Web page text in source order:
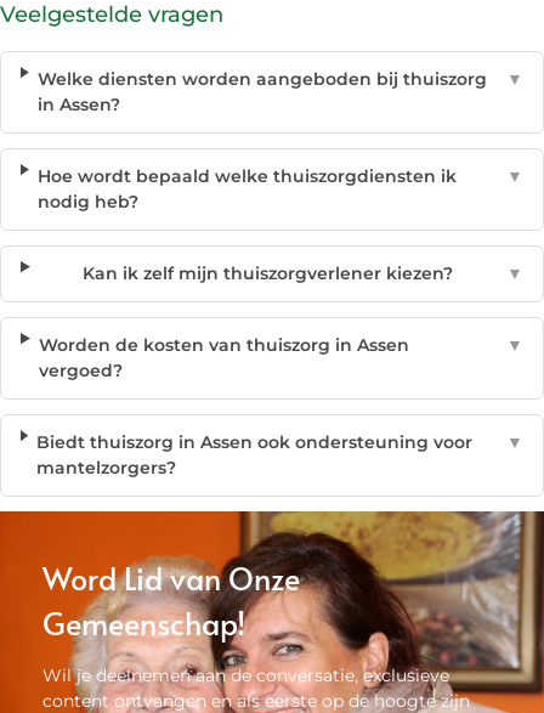
Veelgestelde vragen
Welke diensten worden aangeboden bij thuiszorg
in Assen?
▼
Hoe wordt bepaald welke thuiszorgdiensten ik
nodig heb?
▼
Kan ik zelf mijn thuiszorgverlener kiezen? ▼
Worden de kosten van thuiszorg in Assen
vergoed?
▼
Biedt thuiszorg in Assen ook ondersteuning voor
mantelzorgers?
▼
Word Lid van Onze
Gemeenschap!
Wil je deelnemen aan de conversatie, exclusieve
content ontvangen en als eerste op de hoogte zijn